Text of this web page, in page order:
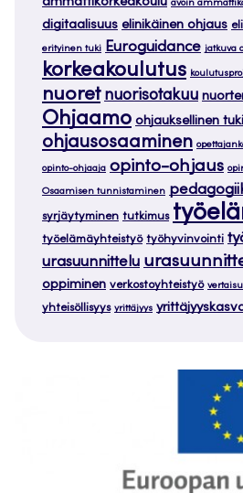
avoin
digitaalisuus elinikäinen ohjaus
erityinen tuki Euroguidance jatkuva
korkeakoulutus
nuoret nuorisotakuu
Ohjaamo ohjauksellinen tuki
ohjausosaaminen
opinto-ohjaaja opinto-ohjaus
Osaamisen tunnistaminen
syrjäytyminen tutkimus
työelämäyhteistyö työhyvinvointi
urasuunnittelu
oppiminen verkostoyhteistyö
yhteisöllisyys yrittäjyys